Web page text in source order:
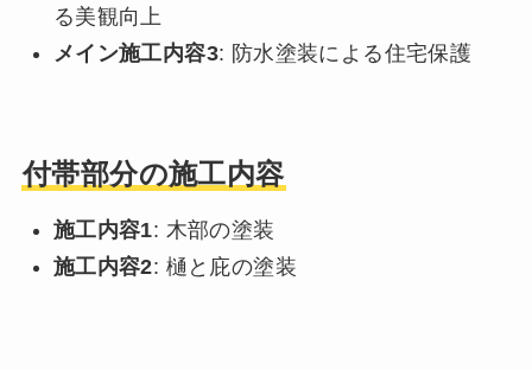
る美観向上
メイン施工内容3: 防水塗装による住宅保護
付帯部分の施工内容
施工内容1: 木部の塗装
施工内容2: 樋と庇の塗装